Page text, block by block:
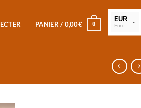
PANIER / 0,00€ 0
EUR
Euro